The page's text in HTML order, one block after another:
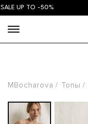
TO -50%
MBocharova Топы